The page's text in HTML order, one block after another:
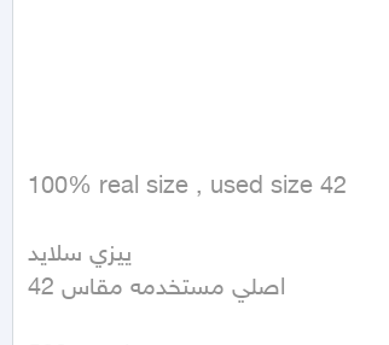
100% real size , used size 42
ييزي سلايد
اصلي مستخدمه مقاس 42